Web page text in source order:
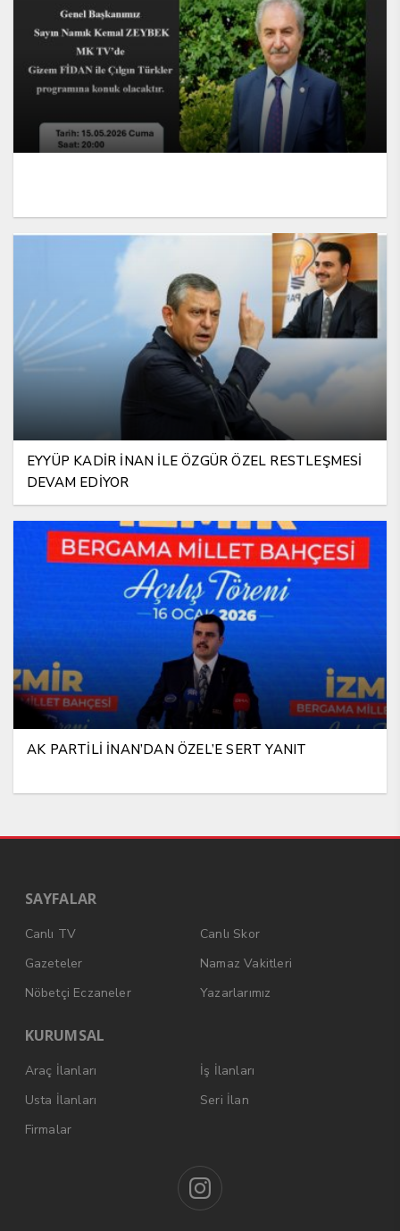
EYYÜP KADİR İNAN İLE ÖZGÜR ÖZEL RESTLEŞMESİ
DEVAM EDİYOR
AK PARTİLİ İNAN’DAN ÖZEL’E SERT YANIT
SAYFALAR
Canlı TV
Canlı Skor
Gazeteler
Namaz Vakitleri
Nöbetçi Eczaneler
Yazarlarımız
KURUMSAL
Araç İlanları
İş İlanları
Usta İlanları
Seri İlan
Firmalar